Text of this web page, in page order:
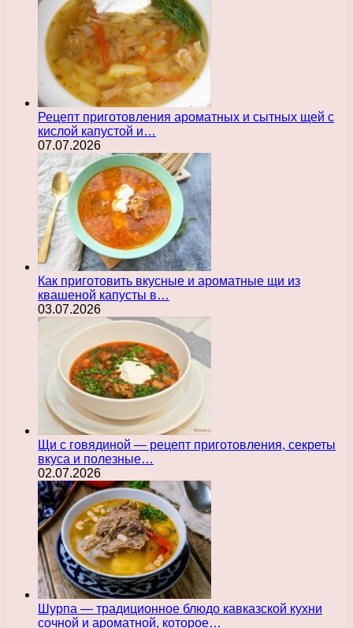
Рецепт приготовления ароматных и сытных щей с
кислой капустой и…
07.07.2026
Как приготовить вкусные и ароматные щи из
квашеной капусты в…
03.07.2026
Щи с говядиной — рецепт приготовления, секреты
вкуса и полезные…
02.07.2026
Шурпа — традиционное блюдо кавказской кухни
сочной и ароматной, которое…